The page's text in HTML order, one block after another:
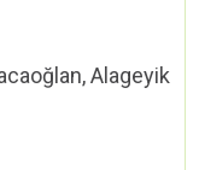
Alageyik